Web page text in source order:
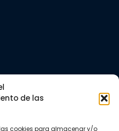
de las
cookies para almacenar y/o